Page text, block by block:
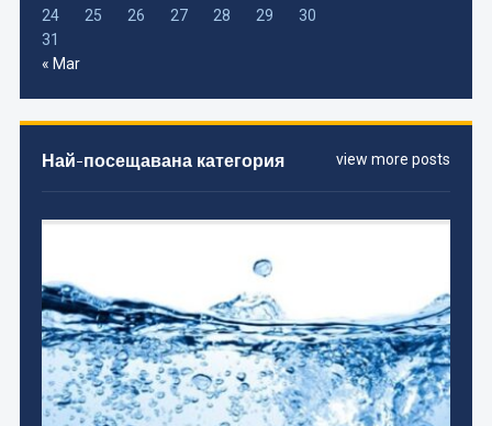
24
25 26 27 28 29
30
31
« Mar
view more posts
Най-посещавана категория